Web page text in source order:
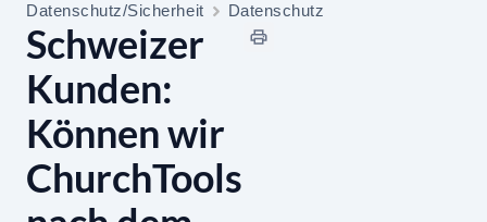
Datenschutz/Sicherheit
Datenschutz
Schweizer
Kunden:
Können wir
ChurchTools